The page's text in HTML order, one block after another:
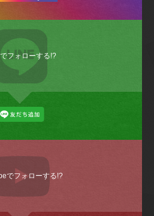
でフォローする!?
でフォローする!?